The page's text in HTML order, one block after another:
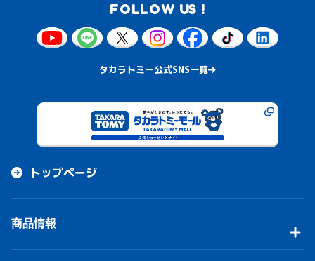
FOLLOW US !
タカラトミー公式SNS一覧
トップページ
商品情報